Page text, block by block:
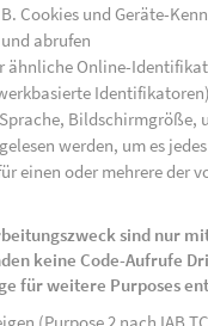
Cookies und Geräte-
abrufen
ähnliche Online-
Bildschirmgröße,
werden, um es
einen oder mehrere der
sind nur
keine Code-Aufrufe
für weitere Purposes